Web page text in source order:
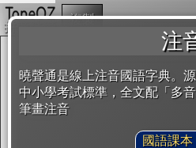
注
曉聲通是線上注音國語字典。
中小學考試標準，全文配「多
筆畫注音
國語課本
複製